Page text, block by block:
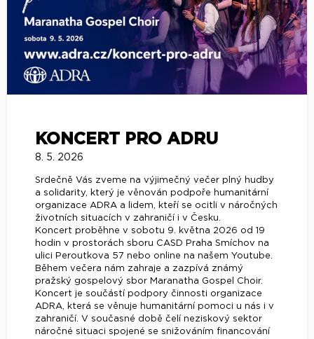
KONCERT PRO ADRU
8. 5. 2026
Srdečně Vás zveme na výjimečný večer plný hudby
a solidarity, který je věnován podpoře humanitární
organizace ADRA a lidem, kteří se ocitli v náročných
životních situacích v zahraničí i v Česku.
Koncert proběhne v sobotu 9. května 2026 od 19
hodin v prostorách sboru CASD Praha Smíchov na
ulici Peroutkova 57 nebo online na našem Youtube.
Během večera nám zahraje a zazpívá známý
pražský gospelový sbor Maranatha Gospel Choir.
Koncert je součástí podpory činnosti organizace
ADRA, která se věnuje humanitární pomoci u nás i v
zahraničí. V současné době čelí neziskový sektor
náročné situaci spojené se snižováním financování